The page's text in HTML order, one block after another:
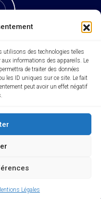
utilisons des technologies telles
aux informations des appareils. Le
de traiter des données
les ID uniques sur ce site. Le fait
peut avoir un effet négatif
Légales